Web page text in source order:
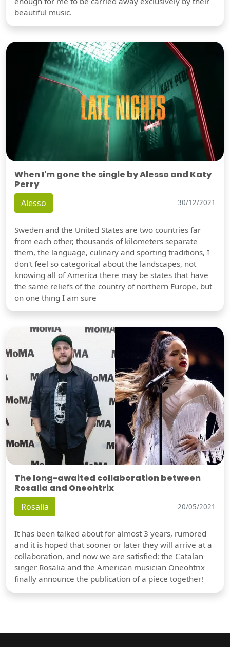
beautiful music.
When I'm gone the single by Alesso and Katy
Perry
Alesso 30/12/2021
Sweden and the United States are two countries far
from each other, thousands of kilometers separate
them, the language, culinary and sporting traditions, I
don't feel so categorical about the landscapes, not
knowing all of America there may be states that have
the same reliefs of the country of northern Europe, but
on one thing I am sure
The long-awaited collaboration between
Rosalia and Oneohtrix
Rosalia 20/05/2021
It has been talked about for almost 3 years, rumored
and it is hoped that sooner or later they will arrive at a
collaboration, and now we are satisfied: the Catalan
singer Rosalia and the American musician Oneohtrix
finally announce the publication of a piece together!